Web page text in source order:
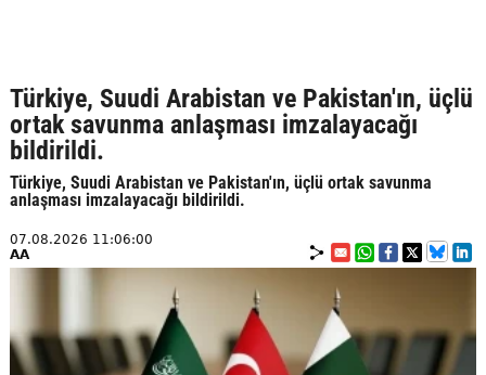
Türkiye, Suudi Arabistan ve Pakistan'ın, üçlü
ortak savunma anlaşması imzalayacağı
bildirildi.
Türkiye, Suudi Arabistan ve Pakistan'ın, üçlü ortak savunma
anlaşması imzalayacağı bildirildi.
07.08.2026 11:06:00
AA